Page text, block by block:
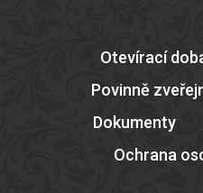
Otevírací
Povinně
Dokumenty
Ochrana